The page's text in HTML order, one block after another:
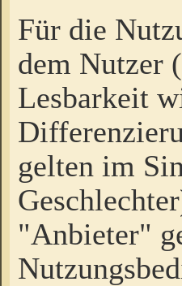
Für die
dem Nutzer
Lesbarkeit
gelten im
"Anbieter"